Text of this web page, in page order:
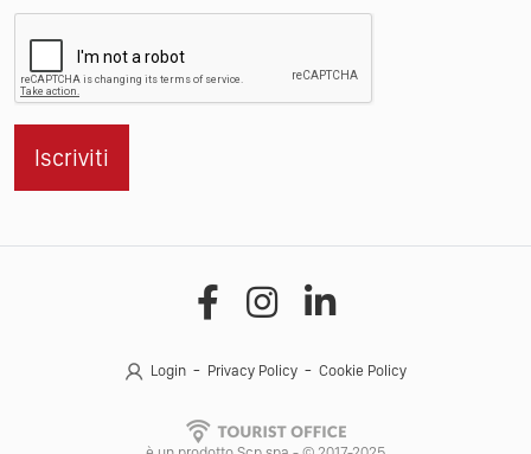
Iscriviti
Login Privacy Policy Cookie Policy